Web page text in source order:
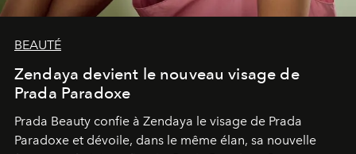
BEAUTÉ
Zendaya devient le nouveau visage de
Prada Paradoxe
Prada Beauty confie à Zendaya le visage de Prada
Paradoxe et dévoile, dans le même élan, sa nouvelle